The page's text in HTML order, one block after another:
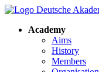
Academy
Aims
History
Members